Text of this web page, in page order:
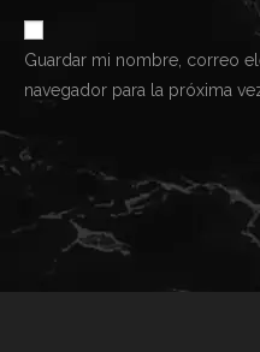
comentar
tu
web
Guardar mi nombre, correo
navegador para la próxima